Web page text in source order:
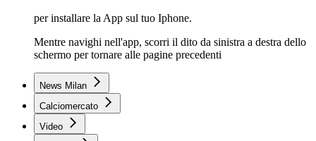
per installare la App sul tuo Iphone.
Mentre navighi nell'app, scorri il dito da sinistra a destra dello
schermo per tornare alle pagine precedenti
News Milan
Calciomercato
Video